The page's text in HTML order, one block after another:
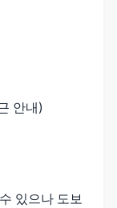
있으나 도보